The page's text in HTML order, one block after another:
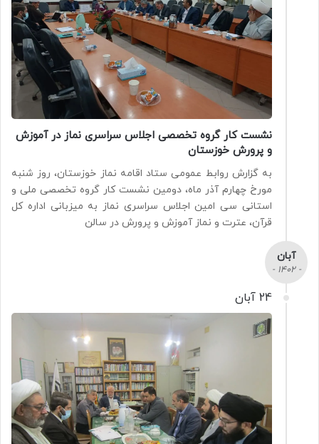
نشست کار گروه تخصصی اجلاس سراسری نماز در آموزش
و پرورش خوزستان
به گزارش روابط عمومی ستاد اقامه نماز خوزستان، روز شنبه
مورخ چهارم آذر ماه، دومین نشست کار گروه تخصصی ملی و
استانی سی امین اجلاس سراسری نماز به میزبانی اداره کل
قرآن، عترت و نماز آموزش و پرورش در سالن
آبان
- 1402 -
24 آبان